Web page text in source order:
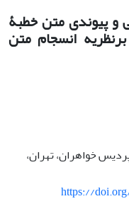
و پیوندی متن خطبۀ
انسجام متن
خواهران، تهران،
https://